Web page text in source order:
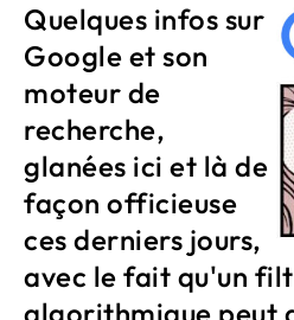
Quelques infos sur
Google et son
moteur de
recherche,
glanées ici et là de
façon officieuse
ces derniers jours,
avec le fait qu'un